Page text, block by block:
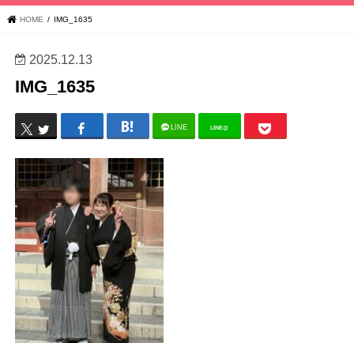
HOME IMG_1635
2025.12.13
IMG_1635
LINE LINE@